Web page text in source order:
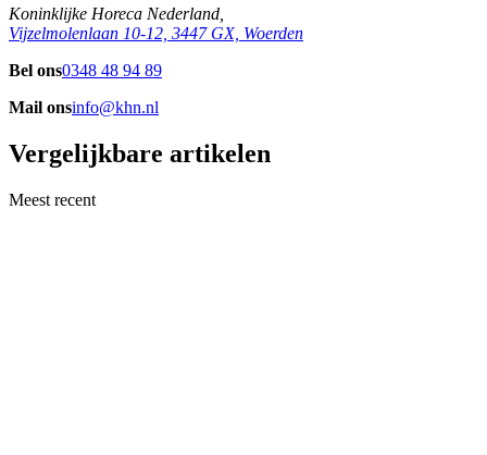
Koninklijke Horeca Nederland,
Vijzelmolenlaan 10-12, 3447 GX, Woerden
Bel ons0348 48 94 89
Mail onsinfo@khn.nl
Vergelijkbare artikelen
Meest recent